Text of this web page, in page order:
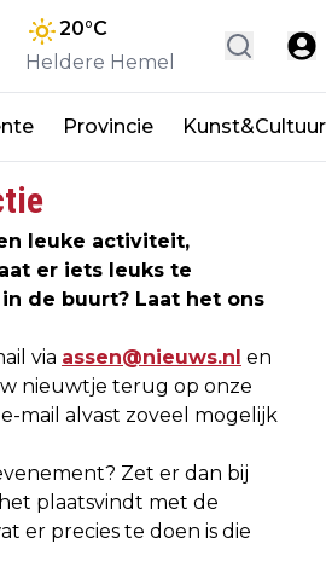
20°C
Heldere Hemel
Provincie Kunst&Cultuur
leuke activiteit,
er iets leuks te
de buurt? Laat het ons
via assen@nieuws.nl en
nieuwtje terug op onze
mail alvast zoveel mogelijk
Zet er dan bij
plaatsvindt met de
er precies te doen is die